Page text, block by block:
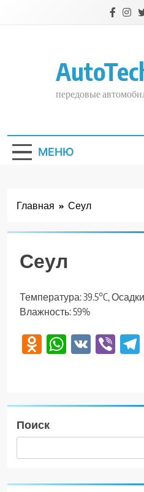
передовые
МЕНЮ
Главная Сеул
Сеул
Температура: 39.5°C,
Влажность: 59%
Odnoklassniki
VK
Поиск